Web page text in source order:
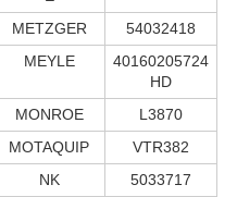
METZGER
54032418
MEYLE
40160205724
HD
MONROE
L3870
MOTAQUIP
VTR382
NK
5033717